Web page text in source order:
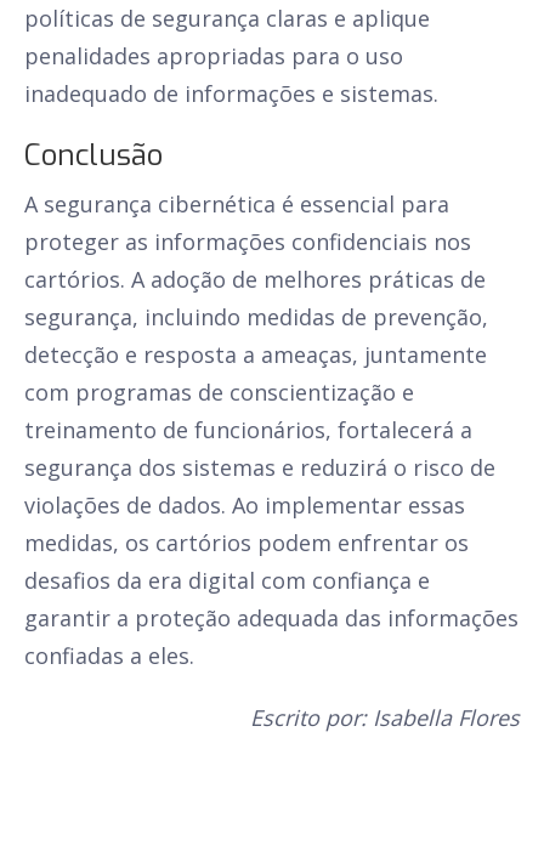
políticas de segurança claras e aplique
penalidades apropriadas para o uso
inadequado de informações e sistemas.
Conclusão
A segurança cibernética é essencial para
proteger as informações confidenciais nos
cartórios. A adoção de melhores práticas de
segurança, incluindo medidas de prevenção,
detecção e resposta a ameaças, juntamente
com programas de conscientização e
treinamento de funcionários, fortalecerá a
segurança dos sistemas e reduzirá o risco de
violações de dados. Ao implementar essas
medidas, os cartórios podem enfrentar os
desafios da era digital com confiança e
garantir a proteção adequada das informações
confiadas a eles.
Escrito por: Isabella Flores